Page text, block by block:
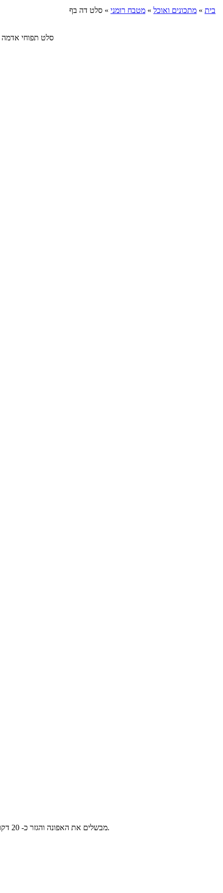
בית » מתכונים ואוכל » מטבח רומני » סלט דה בף
סלט תפוחי אדמה
מבשלים את האפונה והגזר כ- 20 דקות במי מלח ומסננים (אפשר להשתמש בקופסת שימורים אבל אין מה להשוות בטעם - הגרסה עם האפונה והגזר המוקפאים הרבה יותר טעימה).